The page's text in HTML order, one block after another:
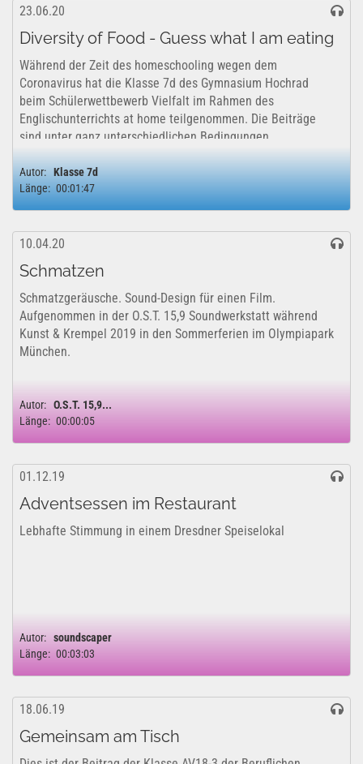
23.06.20
Diversity of Food - Guess what I am eating
Während der Zeit des homeschooling wegen dem
Coronavirus hat die Klasse 7d des Gymnasium Hochrad
beim Schülerwettbewerb Vielfalt im Rahmen des
Englischunterrichts at home teilgenommen. Die Beiträge
sind unter ganz unterschiedlichen Bedingungen
entstanden...
Autor: Klasse 7d
Länge: 00:01:47
10.04.20
Schmatzen
Schmatzgeräusche. Sound-Design für einen Film.
Aufgenommen in der O.S.T. 15,9 Soundwerkstatt während
Kunst & Krempel 2019 in den Sommerferien im Olympiapark
München.
Autor: O.S.T. 15,9...
Länge: 00:00:05
01.12.19
Adventsessen im Restaurant
Lebhafte Stimmung in einem Dresdner Speiselokal
Autor: soundscaper
Länge: 00:03:03
18.06.19
Gemeinsam am Tisch